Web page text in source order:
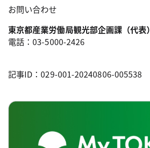
お問い合わせ
東京都産業労働局観光部企画課（代表）
電話：03-5000-2426
記事ID：029-001-20240806-005538